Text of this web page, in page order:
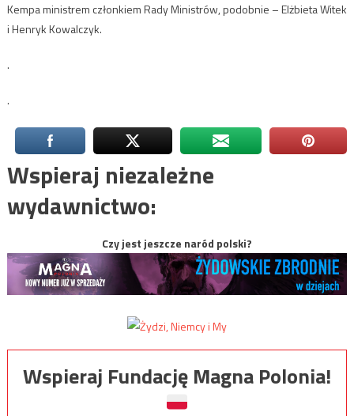
Kempa ministrem członkiem Rady Ministrów, podobnie – Elżbieta Witek
i Henryk Kowalczyk.
.
.
Wspieraj niezależne
wydawnictwo:
Czy jest jeszcze naród polski?
Wspieraj Fundację Magna Polonia!